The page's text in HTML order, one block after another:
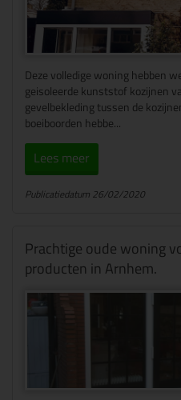
Deze volledige woning hebben
geisoleerde kunststof kozijnen
gevelbekleding tussen de
boeiboorden hebbe...
Lees meer
Publicatiedatum 26/02/2020
Prachtige oude woning
producten in Arnhem.